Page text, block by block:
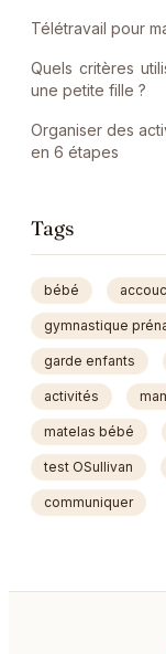
Télétravail pour
Quels critères
une petite fille ?
Organiser des
en 6 étapes
Tags
bébé
gymnastique
garde enfants
activités
matelas bébé
test OSullivan
communiquer